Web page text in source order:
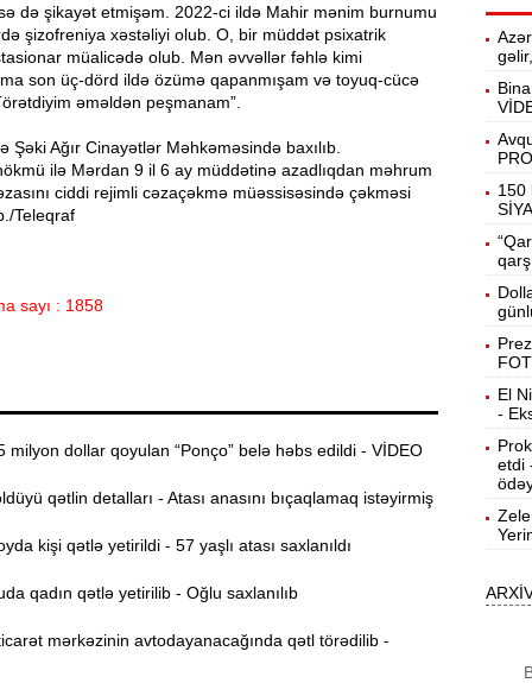
də şikayət etmişəm. 2022-ci ildə Mahir mənim burnumu
şizofreniya xəstəliyi olub. O, bir müddət psixatrik
müalicədə olub. Mən əvvəllər fəhlə kimi
son üç-dörd ildə özümə qapanmışam və toyuq-cücə
əməldən peşmanam”.
Şəki Ağır Cinayətlər Məhkəməsində baxılıb.
ilə Mərdan 9 il 6 ay müddətinə azadlıqdan məhrum
ciddi rejimli cəzaçəkmə müəssisəsində çəkməsi
Teleqraf
sayı : 1858
milyon dollar qoyulan “Ponço” belə həbs edildi - VİDEO
qətlin detalları - Atası anasını bıçaqlamaq istəyirmiş
kişi qətlə yetirildi - 57 yaşlı atası saxlanıldı
qadın qətlə yetirilib - Oğlu saxlanılıb
mərkəzinin avtodayanacağında qətl törədilib -
20:06
19:48
19:31
19:16
19:00
18:41
18:22
18:05
150
El
-
etdi